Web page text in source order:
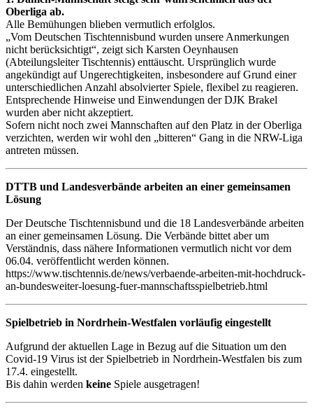
Oberliga ab.
Alle Bemühungen blieben vermutlich erfolglos.
„Vom Deutschen Tischtennisbund wurden unsere Anmerkungen
nicht berücksichtigt“, zeigt sich Karsten Oeynhausen
(Abteilungsleiter Tischtennis) enttäuscht. Ursprünglich wurde
angekündigt auf Ungerechtigkeiten, insbesondere auf Grund einer
unterschiedlichen Anzahl absolvierter Spiele, flexibel zu reagieren.
Entsprechende Hinweise und Einwendungen der DJK Brakel
wurden aber nicht akzeptiert.
Sofern nicht noch zwei Mannschaften auf den Platz in der Oberliga
verzichten, werden wir wohl den „bitteren“ Gang in die NRW-Liga
antreten müssen.
DTTB und Landesverbände arbeiten an einer gemeinsamen
Lösung
Der Deutsche Tischtennisbund und die 18 Landesverbände arbeiten
an einer gemeinsamen Lösung. Die Verbände bittet aber um
Verständnis, dass nähere Informationen vermutlich nicht vor dem
06.04. veröffentlicht werden können.
https://www.tischtennis.de/news/verbaende-arbeiten-mit-hochdruck-
an-bundesweiter-loesung-fuer-mannschaftsspielbetrieb.html
Spielbetrieb in Nordrhein-Westfalen vorläufig eingestellt
Aufgrund der aktuellen Lage in Bezug auf die Situation um den
Covid-19 Virus ist der Spielbetrieb in Nordrhein-Westfalen bis zum
17.4. eingestellt.
Bis dahin werden keine Spiele ausgetragen!